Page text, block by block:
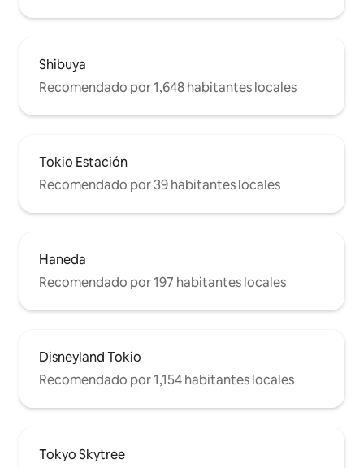
Shibuya
Recomendado por 1,648 habitantes locales
Tokio Estación
Recomendado por 39 habitantes locales
Haneda
Recomendado por 197 habitantes locales
Disneyland Tokio
Recomendado por 1,154 habitantes locales
Tokyo Skytree